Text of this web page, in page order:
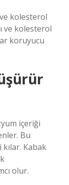
kolesterol
ve kolesterol
koruyucu
içeriği
Bu
Kabak
olur.